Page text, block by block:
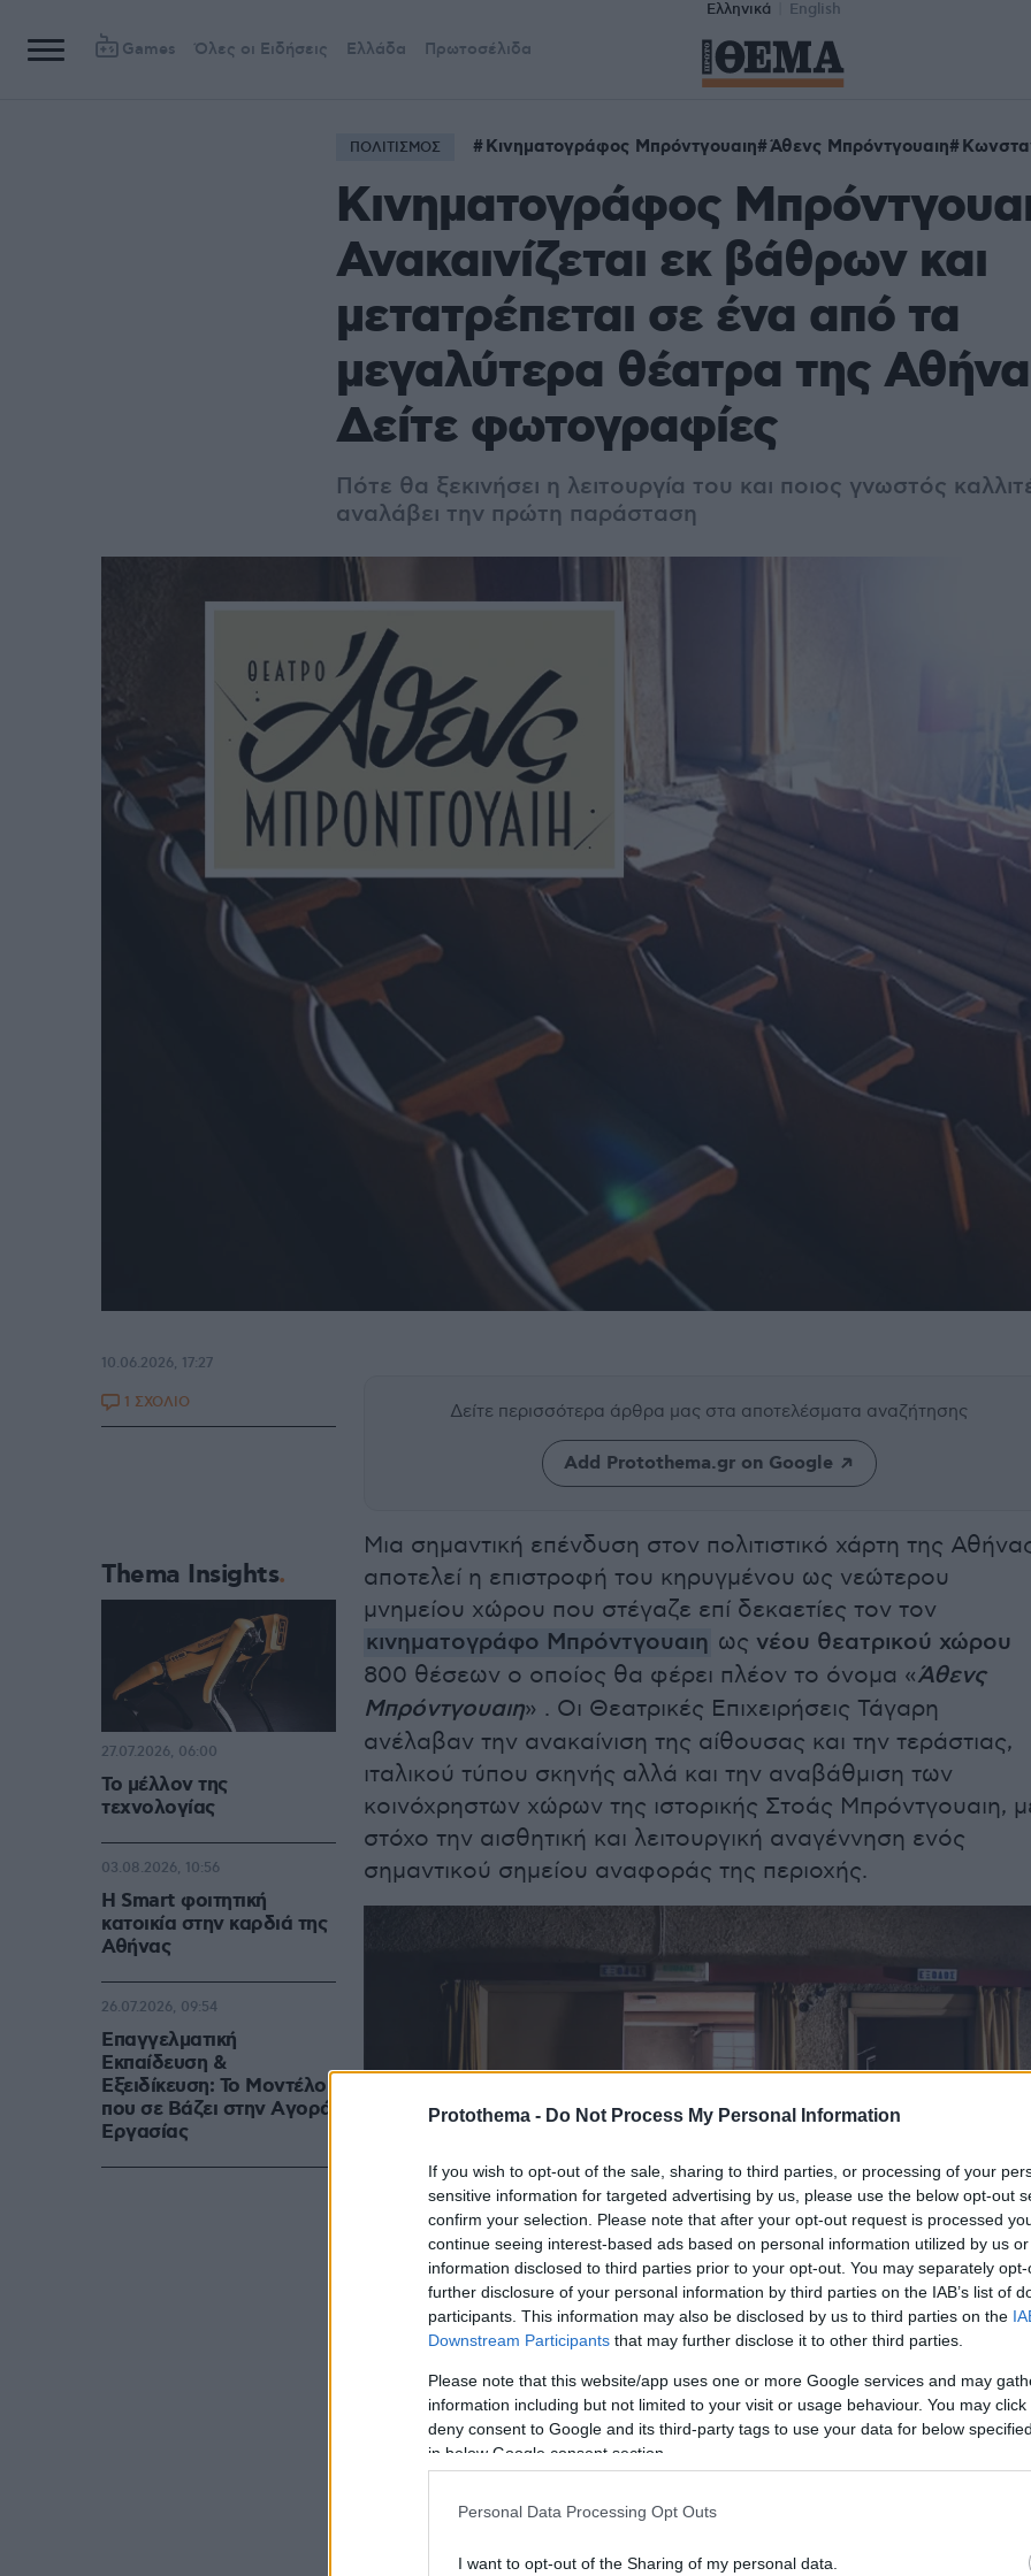
Protothema - Do Not Process My Personal Information
If you wish to opt-out of the sale, sharing to third parties, or processing of your
sensitive information for targeted advertising by us, please use the below opt-out
confirm your selection. Please note that after your opt-out request is processed
continue seeing interest-based ads based on personal information utilized by us
information disclosed to third parties prior to your opt-out. You may separately
further disclosure of your personal information by third parties on the IAB’s list of
participants. This information may also be disclosed by us to third parties on the
Downstream Participants that may further disclose it to other third parties.
Please note that this website/app uses one or more Google services and may
information including but not limited to your visit or usage behaviour. You may
deny consent to Google and its third-party tags to use your data for below
in below Google consent section.
Personal Data Processing Opt Outs
I want to opt-out of the Sharing of my personal data.
Ελληνικά English
Games Όλες οι Ειδήσεις Ελλάδα Πρωτοσέλιδα
ΠΟΛΙΤΙΣΜΟΣ Κινηματογράφος Μπρόντγουαιη Άθενς Μπρόντγουαιη
Κινηματογράφος
Ανακαινίζεται εκ βάθρων και
μετατρέπεται σε ένα από τα
μεγαλύτερα θέατρα της
Δείτε φωτογραφίες
Πότε θα ξεκινήσει η λειτουργία του και ποιος γνωστός
αναλάβει την πρώτη παράσταση
Δείτε περισσότερα άρθρα μας στα αποτελέσματα αναζήτησης
Add Protothema.gr on Google
Mια σημαντική επένδυση στον πολιτιστικό χάρτη της
αποτελεί η επιστροφή του κηρυγμένου ως νεώτερου
μνημείου χώρου που στέγαζε επί δεκαετίες τον τον
κινηματογράφο Μπρόντγουαιη ως νέου θεατρικού χώρου
800 θέσεων ο οποίος θα φέρει πλέον το όνομα «Άθενς
Μπρόντγουαιη» . Οι Θεατρικές Επιχειρήσεις Τάγαρη
ανέλαβαν την ανακαίνιση της αίθουσας και την τεράστιας,
ιταλικού τύπου σκηνής αλλά και την αναβάθμιση των
κοινόχρηστων χώρων της ιστορικής Στοάς Μπρόντγουαιη,
στόχο την αισθητική και λειτουργική αναγέννηση ενός
σημαντικού σημείου αναφοράς της περιοχής.
Το νέο «Άθενς Μπρόντγουαιη» θα ανοίξει τις πύλες τουτον
Δεκέμβριο του 2026με την πρώτη πανελλήνια παρουσίαση
10.06.2026, 17:27
1 ΣΧΟΛΙΟ
Thema Insights
Το μέλλον της
τεχνολογίας
27.07.2026, 06:00
Η Smart φοιτητική
κατοικία στην καρδιά της
Αθήνας
03.08.2026, 10:56
Επαγγελματική
Εκπαίδευση &
Εξειδίκευση: Το Mοντέλο
που σε Bάζει στην Aγορά
Eργασίας
26.07.2026, 09:54